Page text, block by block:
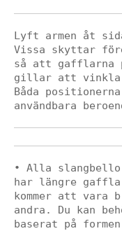
Lyft armen åt
Vissa skyttar
så att gafflarna
gillar att vinkla
Båda
användbara
• Alla
har längre
kommer att vara
andra. Du kan
baserat på